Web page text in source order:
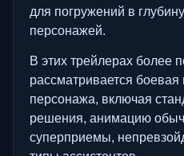
для погружений в
персонажей.
В этих трейлерах более
рассматривается
персонажа, включая
решения, анимацию
суперприемы,